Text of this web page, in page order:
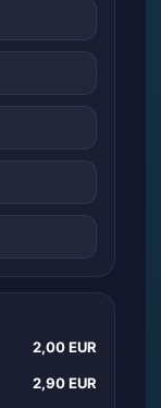
2,00 EUR
2,90 EUR